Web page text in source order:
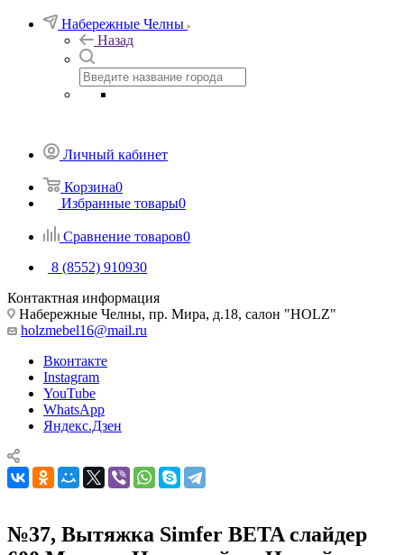
Набережные Челны
Назад
Личный кабинет
Корзина0
Избранные товары0
Сравнение товаров0
8 (8552) 910930
Контактная информация
Набережные Челны, пр. Мира, д.18, салон "HOLZ"
holzmebel16@mail.ru
Вконтакте
Instagram
YouTube
WhatsApp
Яндекс.Дзен
№37, Вытяжка Simfer BETA слайдер